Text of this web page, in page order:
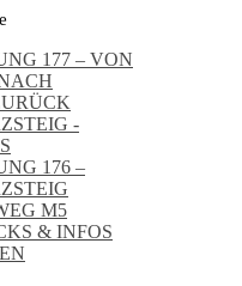
177 – VON
-
176 –
M5
& INFOS